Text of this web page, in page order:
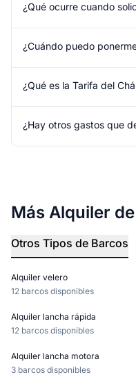
¿Qué ocurre cuando
¿Cuándo puedo
¿Qué es la Tarifa del
¿Hay otros gastos que
Más Alquiler
Otros Tipos de Barcos
Alquiler velero
12 barcos disponibles
Alquiler lancha rápida
12 barcos disponibles
Alquiler lancha motora
3 barcos disponibles